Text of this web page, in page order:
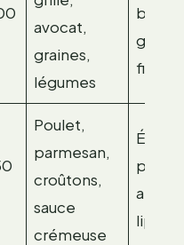
avocat,
graines,
légumes
fibres
Poulet,
parmesan,
croûtons,
sauce
crémeuse
lipides